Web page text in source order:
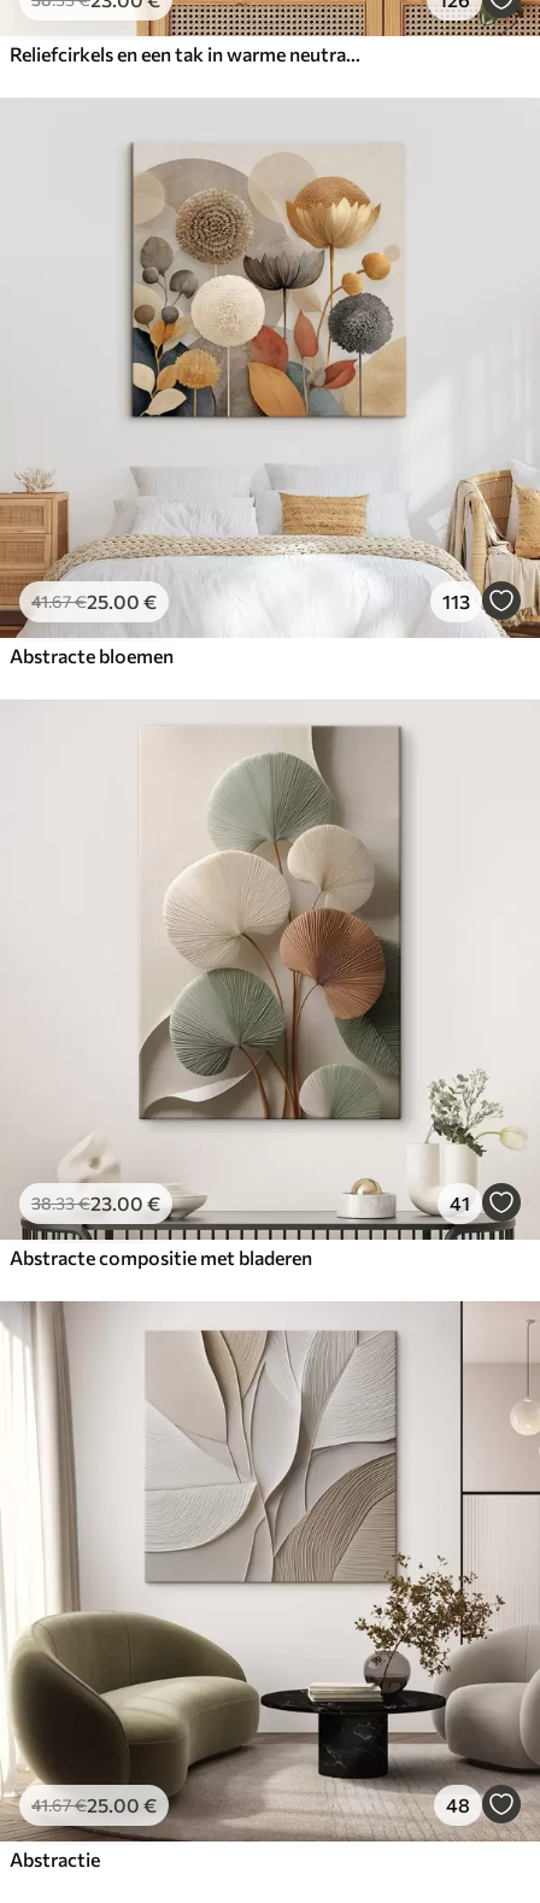
Reliefcirkels en een tak in warme neutrale tinten
41.67€25.00 € 113
Abstracte bloemen
38.33€23.00 € 41
Abstracte compositie met bladeren
41.67€25.00 € 48
Abstractie